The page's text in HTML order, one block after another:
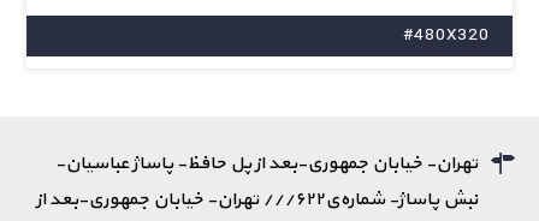
#480X320
تهران- خیابان جمهوری-بعد از پل حافظ- پاساژ عباسیان-
نبش پاساژ- شماره‌ی۶۲۲/// تهران- خیابان جمهوری-بعد از